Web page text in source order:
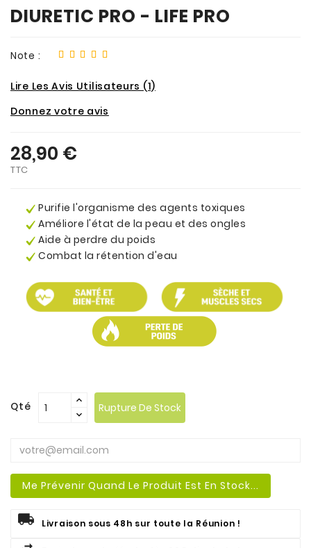
DIURETIC PRO - LIFE PRO
Note :
Lire Les Avis Utilisateurs (1)
Donnez votre avis
28,90 €
TTC
Purifie l'organisme des agents toxiques
Améliore l'état de la peau et des ongles
Aide à perdre du poids
Combat la rétention d'eau
Qté Rupture De Stock
Me Prévenir Quand Le Produit Est En Stock...
Livraison sous 48h sur toute la Réunion !